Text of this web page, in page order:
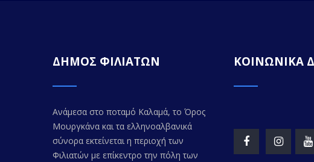
ΔΗΜΟΣ ΦΙΛΙΑΤΩΝ
Ανάμεσα στο ποταμό Καλαμά, το Όρος
Μουργκάνα και τα ελληνοαλβανικά
σύνορα εκτείνεται η περιοχή των
Φιλιατών με επίκεντρο την πόλη των
ΚΟΙΝΩΝΙΚΑ